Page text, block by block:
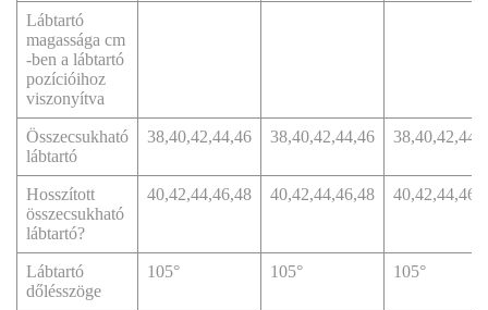
Lábtartó
magassága cm
-ben a lábtartó
pozícióihoz
viszonyítva
Összecsukható
lábtartó
38,40,42,44,46 38,40,42,44,46
Hosszított
összecsukható
lábtartó?
40,42,44,46,48 40,42,44,46,48
Lábtartó
dőlésszöge
105° 105° 105°